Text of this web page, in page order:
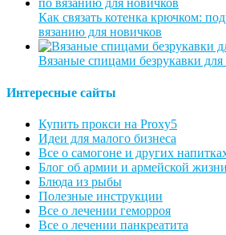
Как связать котенка крючком:
вязанию для новичков
Вязаные спицами безрукавки
Интересные сайты
Купить прокси на Proxy5
Идеи для малого бизнеса
Все о самогоне и других
Блог об армии и армейской жизни
Блюда из рыбы
Полезные инструкции
Все о лечении геморроя
Все о лечении панкреатита